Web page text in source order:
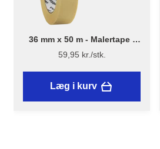
36 mm x 50 m - Malertape -
Flügger
59,95 kr./stk.
Læg i kurv